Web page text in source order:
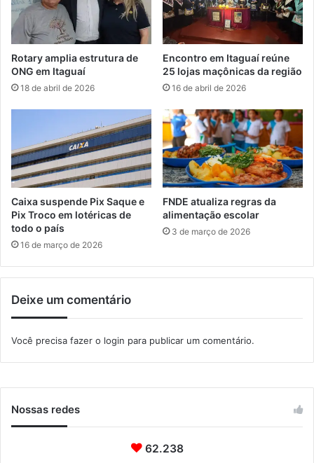
a
i
c
a
s
m
t
g
a
í
S
u
b
m
a
r
i
o
a
h
l
Rotary amplia estrutura de
ONG em Itaguaí
18 de abril de 2026
Encontro em Itaguaí reúne
25 lojas maçônicas da região
16 de abril de 2026
Caixa suspende Pix Saque e
Pix Troco em lotéricas de
todo o país
16 de março de 2026
FNDE atualiza regras da
alimentação escolar
3 de março de 2026
Deixe um comentário
Você precisa fazer o login para publicar um comentário.
Nossas redes
62.238